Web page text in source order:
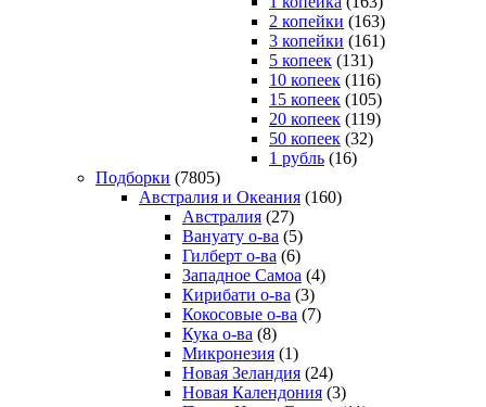
2 копейки (163)
3 копейки (161)
5 копеек (131)
10 копеек (116)
15 копеек (105)
20 копеек (119)
50 копеек (32)
1 рубль (16)
Подборки (7805)
Австралия и Океания (160)
Австралия (27)
Вануату о-ва (5)
Гилберт о-ва (6)
Западное Самоа (4)
Кирибати о-ва (3)
Кокосовые о-ва (7)
Кука о-ва (8)
Микронезия (1)
Новая Зеландия (24)
Новая Календония (3)